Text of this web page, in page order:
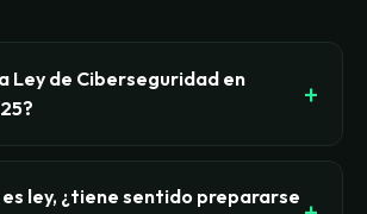
Ley de Ciberseguridad en
de este artículo existe una iniciativa
de Ciberseguridad presentada en
ley, ¿tiene sentido prepararse